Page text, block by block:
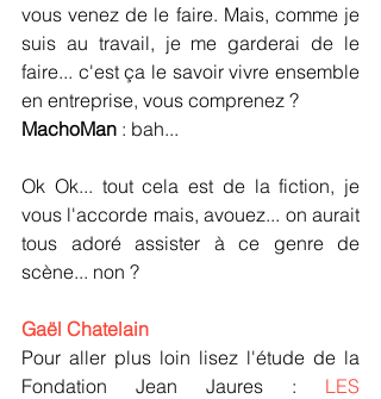
vous venez de le faire. Mais, comme je
suis au travail, je me garderai de le
faire... c'est ça le savoir vivre ensemble
en entreprise, vous comprenez ?
MachoMan : bah...
Ok Ok... tout cela est de la fiction, je
vous l'accorde mais, avouez... on aurait
tous adoré assister à ce genre de
scène... non ?
Gaël Chatelain
Pour aller plus loin lisez l'étude de la
Fondation Jean Jaures : LES